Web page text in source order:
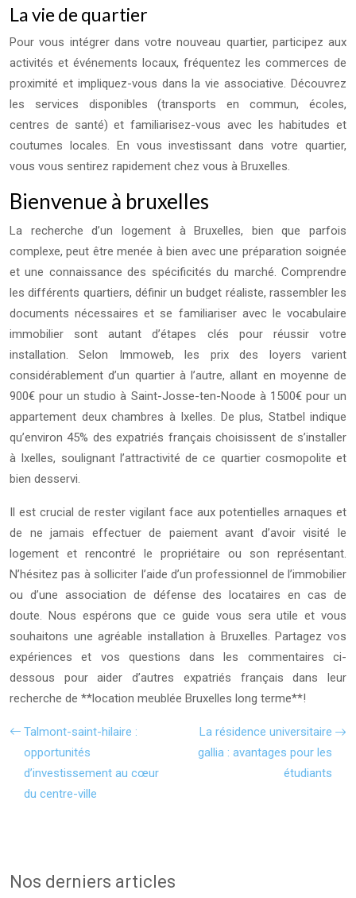
La vie de quartier
Pour vous intégrer dans votre nouveau quartier, participez aux
activités et événements locaux, fréquentez les commerces de
proximité et impliquez-vous dans la vie associative. Découvrez
les services disponibles (transports en commun, écoles,
centres de santé) et familiarisez-vous avec les habitudes et
coutumes locales. En vous investissant dans votre quartier,
vous vous sentirez rapidement chez vous à Bruxelles.
Bienvenue à bruxelles
La recherche d’un logement à Bruxelles, bien que parfois
complexe, peut être menée à bien avec une préparation soignée
et une connaissance des spécificités du marché. Comprendre
les différents quartiers, définir un budget réaliste, rassembler les
documents nécessaires et se familiariser avec le vocabulaire
immobilier sont autant d’étapes clés pour réussir votre
installation. Selon Immoweb, les prix des loyers varient
considérablement d’un quartier à l’autre, allant en moyenne de
900€ pour un studio à Saint-Josse-ten-Noode à 1500€ pour un
appartement deux chambres à Ixelles. De plus, Statbel indique
qu’environ 45% des expatriés français choisissent de s’installer
à Ixelles, soulignant l’attractivité de ce quartier cosmopolite et
bien desservi.
Il est crucial de rester vigilant face aux potentielles arnaques et
de ne jamais effectuer de paiement avant d’avoir visité le
logement et rencontré le propriétaire ou son représentant.
N’hésitez pas à solliciter l’aide d’un professionnel de l’immobilier
ou d’une association de défense des locataires en cas de
doute. Nous espérons que ce guide vous sera utile et vous
souhaitons une agréable installation à Bruxelles. Partagez vos
expériences et vos questions dans les commentaires ci-
dessous pour aider d’autres expatriés français dans leur
recherche de **location meublée Bruxelles long terme**!
Talmont-saint-hilaire :
opportunités
d’investissement au cœur
du centre-ville
La résidence universitaire
gallia : avantages pour les
étudiants
Nos derniers articles